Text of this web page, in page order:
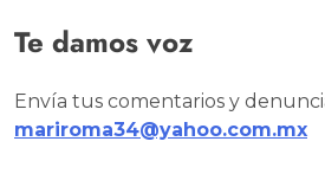
Te damos voz
Envía tus comentarios y
mariroma34@yahoo.com.mx